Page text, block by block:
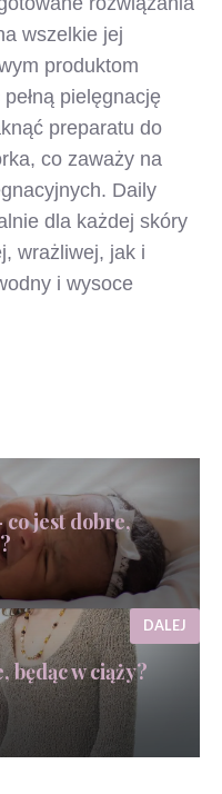
wszelkie jej
produktom
pielęgnację
preparatu do
co zaważy na
Daily
dla każdej skóry
wrażliwej, jak i
i wysoce
jest dobre,
będąc w ciąży?
DALEJ